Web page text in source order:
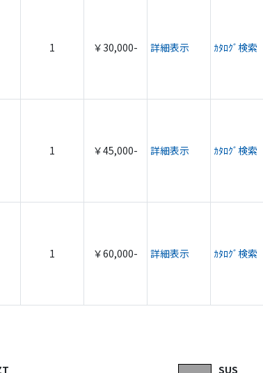
1 ￥30,000- 詳細表示 ｶﾀﾛｸﾞ検索
1 ￥45,000- 詳細表示 ｶﾀﾛｸﾞ検索
1 ￥60,000- 詳細表示 ｶﾀﾛｸﾞ検索
SUS